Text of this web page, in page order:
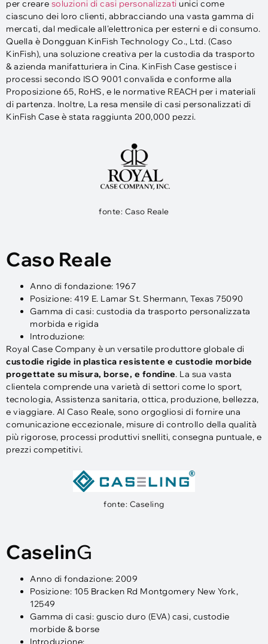
per creare soluzioni di casi personalizzati unici come
ciascuno dei loro clienti, abbracciando una vasta gamma di
mercati, dal medicale all'elettronica per esterni e di consumo.
Quella è Dongguan KinFish Technology Co., Ltd. (Caso
KinFish), una soluzione creativa per la custodia da trasporto
& azienda manifatturiera in Cina. KinFish Case gestisce i
processi secondo ISO 9001 convalida e conforme alla
Proposizione 65, RoHS, e le normative REACH per i materiali
di partenza. Inoltre, La resa mensile di casi personalizzati di
KinFish Case è stata raggiunta 200,000 pezzi.
fonte: Caso Reale
Caso Reale
Anno di fondazione: 1967
Posizione: 419 E. Lamar St. Shermann, Texas 75090
Gamma di casi: custodia da trasporto personalizzata
morbida e rigida
Introduzione:
Royal Case Company è un versatile produttore globale di
custodie rigide in plastica resistente e custodie morbide
progettate su misura, borse, e fondine. La sua vasta
clientela comprende una varietà di settori come lo sport,
tecnologia, Assistenza sanitaria, ottica, produzione, bellezza,
e viaggiare. Al Caso Reale, sono orgogliosi di fornire una
comunicazione eccezionale, misure di controllo della qualità
più rigorose, processi produttivi snelliti, consegna puntuale, e
prezzi competitivi.
fonte: Caseling
CaselinG
Anno di fondazione: 2009
Posizione: 105 Bracken Rd Montgomery New York,
12549
Gamma di casi: guscio duro (EVA) casi, custodie
morbide & borse
Introduzione: